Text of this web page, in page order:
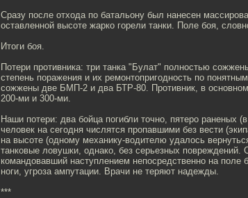
Сразу после отхода по батальону был нанесен
оставленной высоте жарко горели танки. Поле боя,
Итоги боя.
Потери противника: три танка "Булат" полностью
степень поражения и их ремонтопригодность по
сожжены две БМП-2 и два БТР-80. Противник, в
200-ми и 300-ми.
Наши потери: два бойца погибли точно, пятеро раненых
человек на сегодня числятся пропавшими без вести
на высоте (одному механику-водителю удалось
танковые ловушки, однако, без серьезных повреждений.
командовавший наступлением непосредственно на
ноги, угроза ампутации. Врачи не теряют надежды.
***